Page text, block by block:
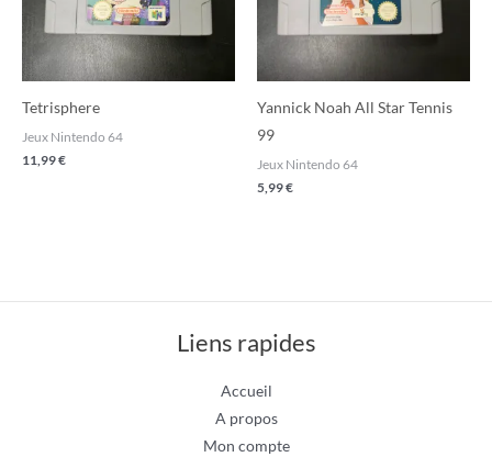
Tetrisphere
Jeux Nintendo 64
11,99€
Yannick Noah All Star Tennis
99
Jeux Nintendo 64
5,99€
Liens rapides
Accueil
A propos
Mon compte